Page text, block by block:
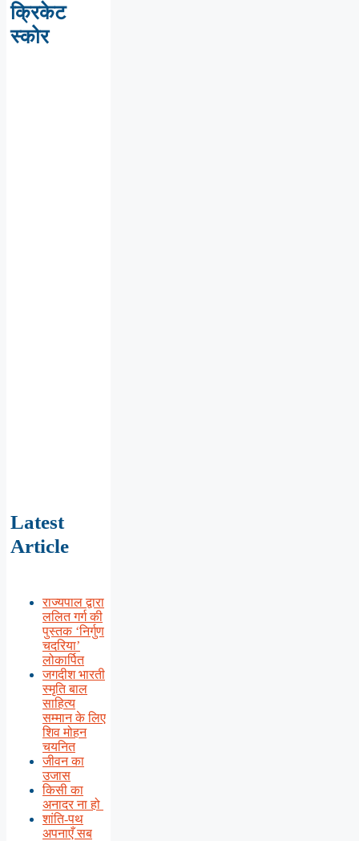
क्रिकेट
स्कोर
Latest
Article
राज्यपाल द्वारा
ललित गर्ग की
पुस्तक ‘निर्गुण
चदरिया’
लोकार्पित
जगदीश भारती
स्मृति बाल
साहित्य
सम्मान के लिए
शिव मोहन
चयनित
जीवन का
उजास
किसी का
अनादर ना हो
शांति-पथ
अपनाएँ सब